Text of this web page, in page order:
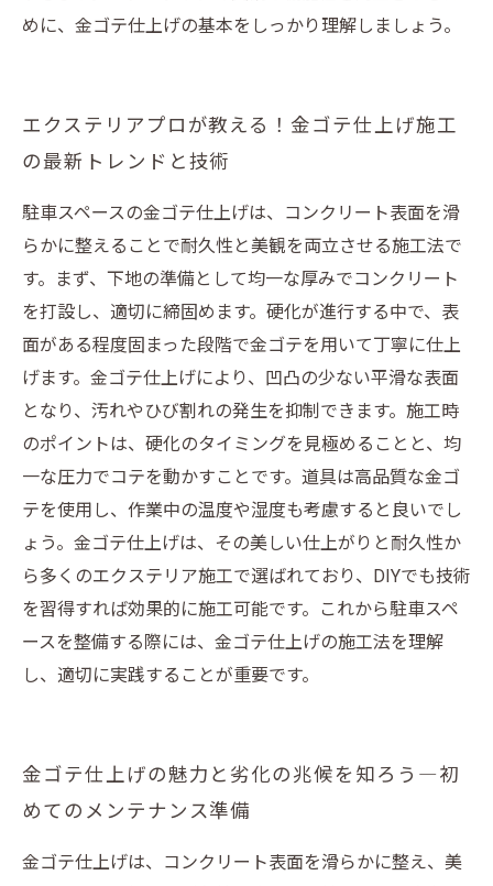
めに、金ゴテ仕上げの基本をしっかり理解しましょう。
エクステリアプロが教える！金ゴテ仕上げ施工
の最新トレンドと技術
駐車スペースの金ゴテ仕上げは、コンクリート表面を滑
らかに整えることで耐久性と美観を両立させる施工法で
す。まず、下地の準備として均一な厚みでコンクリート
を打設し、適切に締固めます。硬化が進行する中で、表
面がある程度固まった段階で金ゴテを用いて丁寧に仕上
げます。金ゴテ仕上げにより、凹凸の少ない平滑な表面
となり、汚れやひび割れの発生を抑制できます。施工時
のポイントは、硬化のタイミングを見極めることと、均
一な圧力でコテを動かすことです。道具は高品質な金ゴ
テを使用し、作業中の温度や湿度も考慮すると良いでし
ょう。金ゴテ仕上げは、その美しい仕上がりと耐久性か
ら多くのエクステリア施工で選ばれており、DIYでも技術
を習得すれば効果的に施工可能です。これから駐車スペ
ースを整備する際には、金ゴテ仕上げの施工法を理解
し、適切に実践することが重要です。
金ゴテ仕上げの魅力と劣化の兆候を知ろう―初
めてのメンテナンス準備
金ゴテ仕上げは、コンクリート表面を滑らかに整え、美